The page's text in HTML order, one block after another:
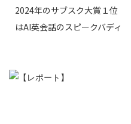
2024年のサブスク大賞１位
はAI英会話のスピークバディ